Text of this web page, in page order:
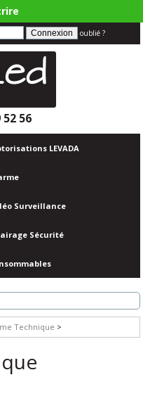
oublié ?
52 56
LEVADA
Surveillance
Sécurité
Technique